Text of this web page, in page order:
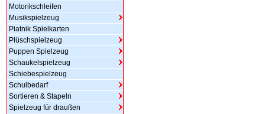
Motorikschleifen
Musikspielzeug
Piatnik Spielkarten
Plüschspielzeug
Puppen Spielzeug
Schaukelspielzeug
Schiebespielzeug
Schulbedarf
Sortieren & Stapeln
Spielzeug für draußen